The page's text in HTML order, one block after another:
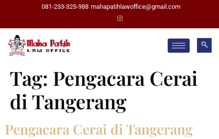
081-233-325-988 mahapatihlawoffice@gmail.com
Tag: Pengacara Cerai
di Tangerang
Pengacara Cerai di Tangerang